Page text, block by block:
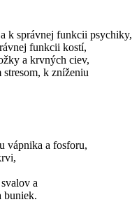
k správnej funkcii psychiky,
funkcii kostí,
a krvných ciev,
k zníženiu
vápnika a fosforu,
a
buniek.